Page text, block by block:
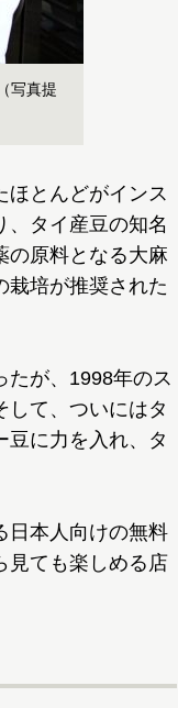
写真提
とんどがインス
、タイ産豆の知名
の原料となる大麻
栽培が推奨された
が、1998年のス
して、ついにはタ
豆に力を入れ、タ
日本人向けの無料
見ても楽しめる店